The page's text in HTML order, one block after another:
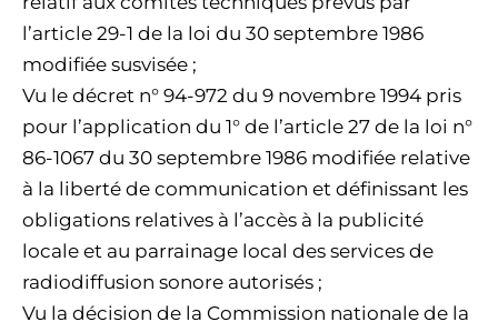
l’article 29-1 de la loi du 30 septembre 1986
modifiée susvisée ;
Vu le décret n° 94-972 du 9 novembre 1994 pris
pour l’application du 1° de l’article 27 de la loi n°
86-1067 du 30 septembre 1986 modifiée relative
à la liberté de communication et définissant les
obligations relatives à l’accès à la publicité
locale et au parrainage local des services de
radiodiffusion sonore autorisés ;
Vu la décision de la Commission nationale de la